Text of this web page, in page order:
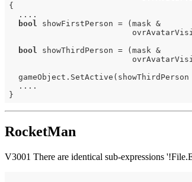
{
  ....
bool
showFirstPerson = (mask &
bool
showThirdPerson = (mask &
  ....
RocketMan
V3001 There are identical sub-expressions